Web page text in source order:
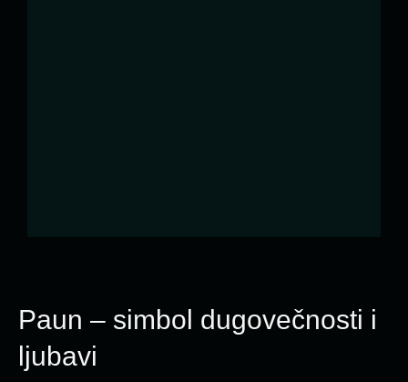
Paun – simbol dugovečnosti i
ljubavi